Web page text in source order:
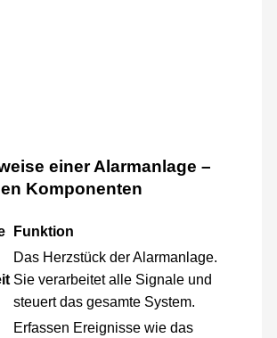
einer Alarmanlage –
Komponenten
Funktion
Das Herzstück der Alarmanlage.
Sie verarbeitet alle Signale und
steuert das gesamte System.
Erfassen Ereignisse wie das